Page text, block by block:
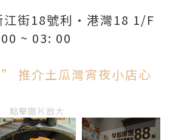
江街18號利·港灣18 1/F
~ 03: 00
介土瓜灣宵夜小店心
點擊圖片放大